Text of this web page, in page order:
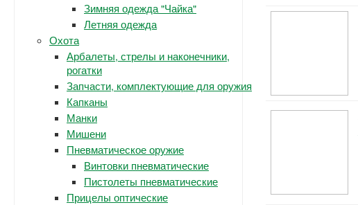
Зимняя одежда "Чайка"
Летняя одежда
Охота
Арбалеты, стрелы и наконечники,
рогатки
Запчасти, комплектующие для оружия
Капканы
Манки
Мишени
Пневматическое оружие
Винтовки пневматические
Пистолеты пневматические
Прицелы оптические